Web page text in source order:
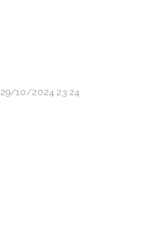
29/10/2024 23:24